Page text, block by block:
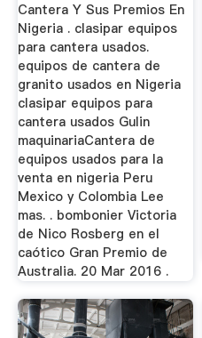
Cantera Y Sus Premios En
Nigeria . clasipar equipos
para cantera usados.
equipos de cantera de
granito usados en Nigeria
clasipar equipos para
cantera usados Gulin
maquinariaCantera de
equipos usados para la
venta en nigeria Peru
Mexico y Colombia Lee
mas. . bombonier Victoria
de Nico Rosberg en el
caótico Gran Premio de
Australia. 20 Mar 2016 .